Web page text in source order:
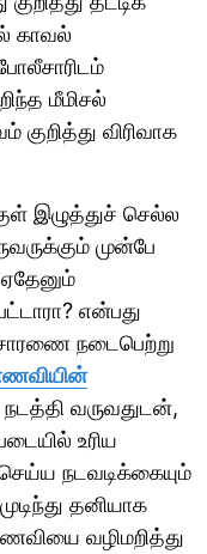
காவல்
மீமிசல்
விரிவாக
இழுத்துச் செல்ல
முன்பே
என்பது
நடைபெற்று
வருவதுடன்,
உரிய
செய்ய நடவடிக்கையும்
தனியாக
வழிமறித்து